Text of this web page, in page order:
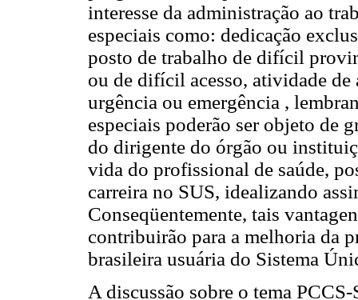
interesse da administração ao
especiais como: dedicação
posto de trabalho de difícil
ou de difícil acesso, atividade
urgência ou emergência ,
especiais poderão ser objeto de
do dirigente do órgão ou
vida do profissional de saúde,
carreira no SUS, idealizando
Conseqüentemente, tais
contribuirão para a melhoria da
brasileira usuária do Sistema
A discussão sobre o tema